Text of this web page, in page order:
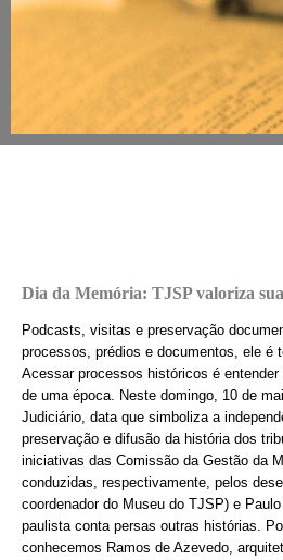
Dia da Memória: TJSP valoriza
Podcasts, visitas e preservação
processos, prédios e documentos, ele é
Acessar processos históricos é
de uma época. Neste domingo, 10 de
Judiciário, data que simboliza a
preservação e difusão da história dos
iniciativas das Comissão da Gestão da
conduzidas, respectivamente, pelos
coordenador do Museu do TJSP) e
paulista conta persas outras histórias.
conhecemos Ramos de Azevedo,